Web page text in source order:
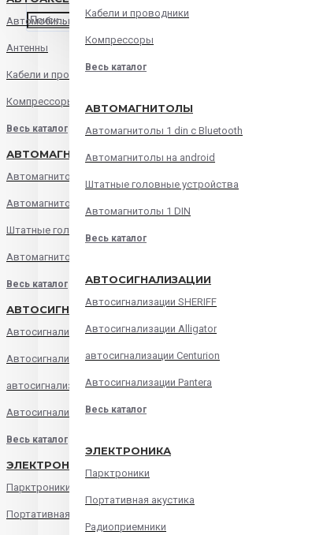
Кабели и проводники
Компрессоры
Весь каталог
АВТОМАГНИТОЛЫ
Автомагнитолы 1 din с Bluetooth
Автомагнитолы на android
Штатные головные устройства
Автомагнитолы 1 DIN
Весь каталог
АВТОСИГНАЛИЗАЦИИ
Автосигнализации SHERIFF
Автосигнализации Alligator
автосигнализации Centurion
Автосигнализации Pantera
Весь каталог
ЭЛЕКТРОНИКА
Парктроники
Портативная акустика
Радиоприемники
Автомобильные зарядные устройства
Антенны
Кабели и проводники
Компрессоры
Весь каталог
АВТОМАГНИТОЛЫ
Автомагнитолы 1 din с Bluetooth
Автомагнитолы на android
Штатные головные устройства
Автомагнитолы 1 DIN
Весь каталог
АВТОСИГНАЛИЗАЦИИ
Автосигнализации SHERIFF
Автосигнализации Alligator
автосигнализации Centurion
Автосигнализации Pantera
Весь каталог
ЭЛЕКТРОНИКА
Парктроники
Портативная акустика